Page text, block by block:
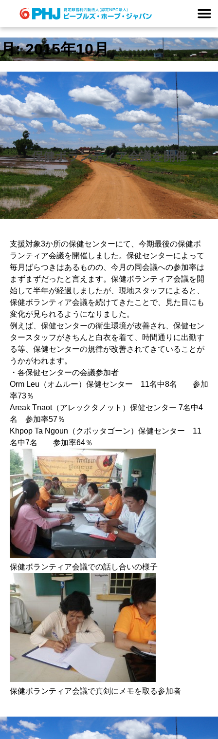
content
月:2015年10月
保健ボランティア会議を開催
支援対象3か所の保健センターにて、今期最後の保健ボ
ランティア会議を開催しました。保健センターによって
毎月ばらつきはあるものの、今月の同会議への参加率は
まずまずだったと言えます。保健ボランティア会議を開
始して半年が経過しましたが、現地スタッフによると、
保健ボランティア会議を続けてきたことで、見た目にも
変化が見られるようになりました。
例えば、保健センターの衛生環境が改善され、保健セン
タースタッフがきちんと白衣を着て、時間通りに出勤す
る等、保健センターの規律が改善されてきていることが
うかがわれます。
・各保健センターの会議参加者
Orm Leu（オムルー）保健センター 11名中8名 参加
率73％
Areak Tnaot（アレックタノット）保健センター 7名中4
名 参加率57％
Khpop Ta Ngoun（クポッタゴーン）保健センター 11
名中7名 参加率64％
保健ボランティア会議での話し合いの様子
保健ボランティア会議で真剣にメモを取る参加者